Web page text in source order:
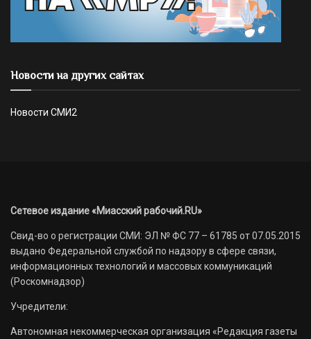
Новости на других сайтах
Новости СМИ2
Сетевое издание «Миасский рабочий.RU»
Свид-во о регистрации СМИ: ЭЛ № ФС 77 – 61785 от 07.05.2015
выдано Федеральной службой по надзору в сфере связи,
информационных технологий и массовых коммуникаций
(Роскомнадзор)
Учредители:
Автономная некоммерческая организация «Редакция газеты